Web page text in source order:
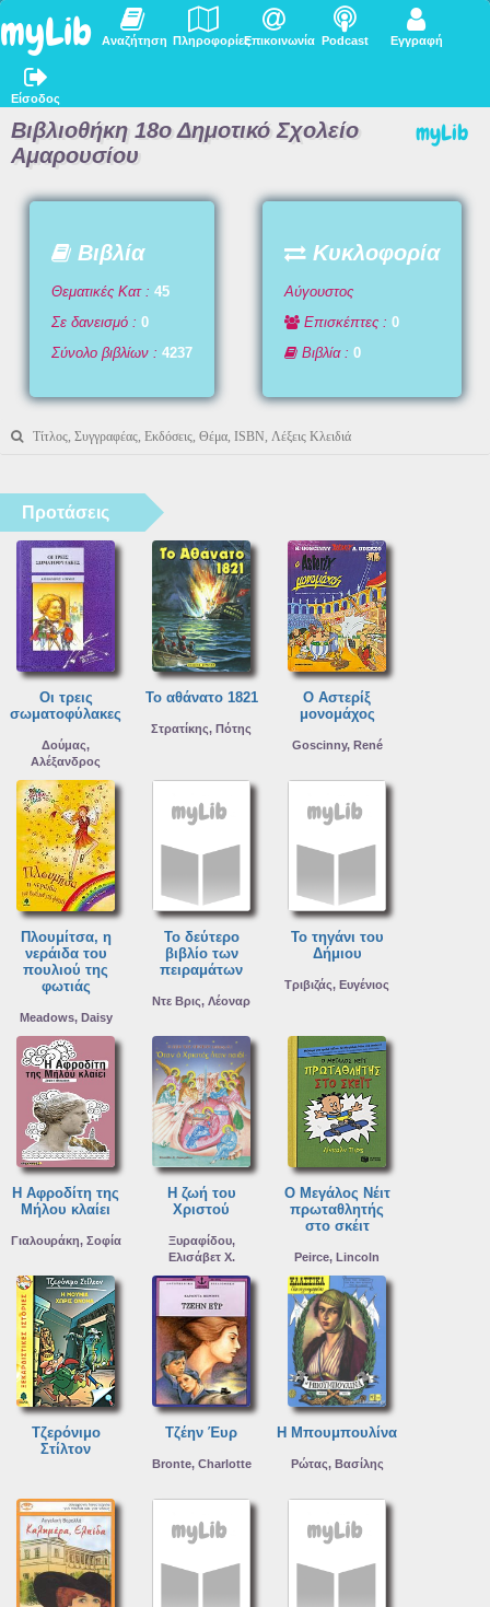
myLib Αναζήτηση ΠληροφορίεςΕπικοινωνία Podcast Εγγραφή
Είσοδος
myLib
Βιβλιοθήκη 18ο Δημοτικό Σχολείο
Αμαρουσίου
Βιβλία
Θεματικές Κατ : 45
Σε δανεισμό : 0
Σύνολο βιβλίων : 4237
Κυκλοφορία
Αύγουστος
Επισκέπτες : 0
Βιβλία : 0
Προτάσεις
Οι τρεις
σωματοφύλακες
Δούμας,
Αλέξανδρος
Το αθάνατο 1821
Στρατίκης, Πότης
Ο Αστερίξ
μονομάχος
Goscinny, René
Πλουμίτσα, η
νεράιδα του
πουλιού της
φωτιάς
Meadows, Daisy
Το δεύτερο
βιβλίο των
πειραμάτων
Ντε Βρις, Λέοναρ
Το τηγάνι του
Δήμιου
Τριβιζάς, Ευγένιος
Η Αφροδίτη της
Μήλου κλαίει
Γιαλουράκη, Σοφία
Η ζωή του
Χριστού
Ξυραφίδου,
Ελισάβετ Χ.
Ο Μεγάλος Νέιτ
πρωταθλητής
στο σκέιτ
Peirce, Lincoln
Τζερόνιμο
Στίλτον
Τζέην Έυρ
Bronte, Charlotte
Η Μπουμπουλίνα
Ρώτας, Βασίλης